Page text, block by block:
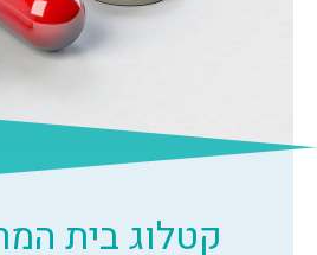
קטלוג בית